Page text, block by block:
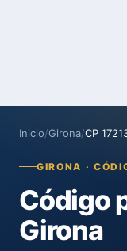
Inicio/Girona/CP
GIRONA ·
Código
Girona